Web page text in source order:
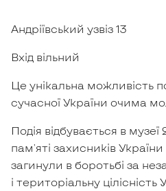
Андріївський узвіз 13
Вхід вільний
Це унікальна можливість
сучасної України очима
Подія відбувається в
пам'яті захисників
загинули в боротьбі за
і територіальну цілісність